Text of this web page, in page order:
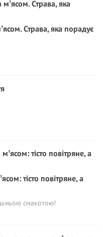
Страва, яка порадує
тісто повітряне, а
смакотою!